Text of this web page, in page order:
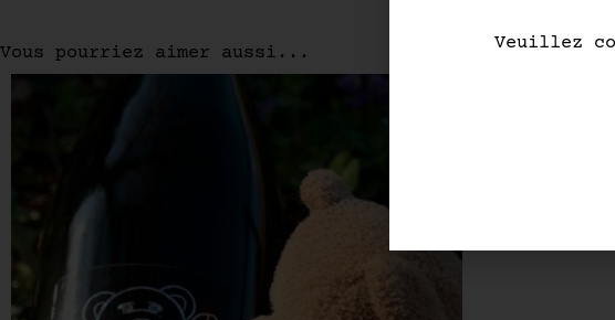
Vous pourriez aimer aussi...
Veuillez